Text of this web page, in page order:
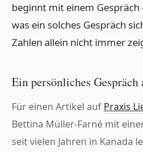
beginnt mit einem
was ein solches Gespräch
Zahlen allein nicht immer
Ein persönliches Gespräch
Für einen Artikel auf Praxis
Bettina Müller-Farné mit
seit vielen Jahren in Kanada